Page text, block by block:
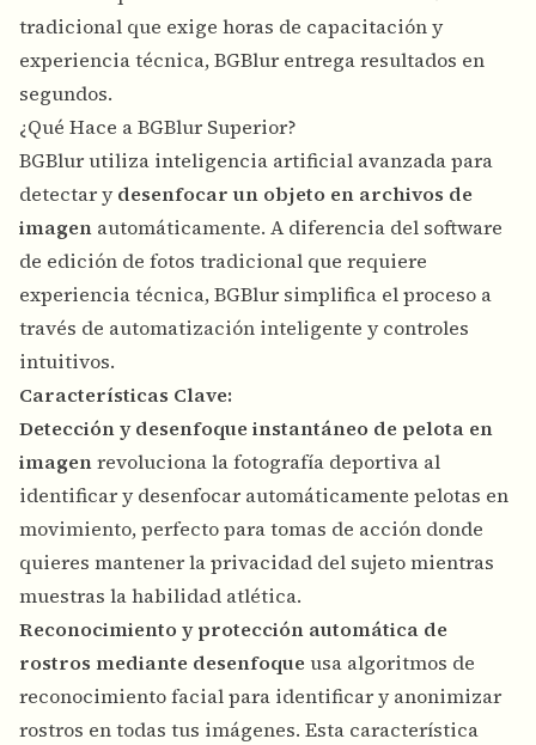
tradicional que exige horas de capacitación y
experiencia técnica, BGBlur entrega resultados en
segundos.
¿Qué Hace a BGBlur Superior?
BGBlur utiliza inteligencia artificial avanzada para
detectar ydesenfocar un objeto en archivos de
imagen automáticamente. A diferencia del software
de edición de fotos tradicional que requiere
experiencia técnica, BGBlur simplifica el proceso a
través de automatización inteligente y controles
intuitivos.
Características Clave:
Detección y desenfoque instantáneo de pelota en
imagenrevoluciona la fotografía deportiva al
identificar y desenfocar automáticamente pelotas en
movimiento, perfecto para tomas de acción donde
quieres mantener la privacidad del sujeto mientras
muestras la habilidad atlética.
Reconocimiento y protección automática de
rostros mediante desenfoque usa algoritmos de
reconocimiento facial para identificar y anonimizar
rostros en todas tus imágenes. Esta característica